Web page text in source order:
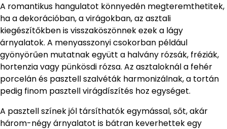
A romantikus hangulatot könnyedén megteremthetitek,
ha a dekorációban, a virágokban, az asztali
kiegészítőkben is visszaköszönnek ezek a lágy
árnyalatok. A menyasszonyi csokorban például
gyönyörűen mutatnak együtt a halvány rózsák, fréziák,
hortenzia vagy pünkösdi rózsa. Az asztaloknál a fehér
porcelán és pasztell szalvéták harmonizálnak, a tortán
pedig finom pasztell virágdíszítés hoz egységet.
A pasztell színek jól társíthatók egymással, sőt, akár
három-négy árnyalatot is bátran keverhettek egy